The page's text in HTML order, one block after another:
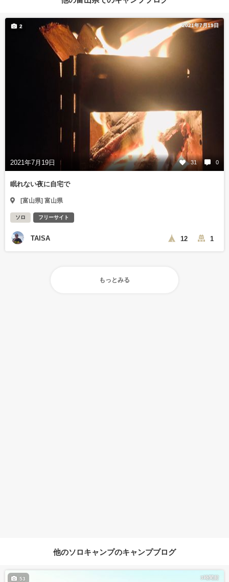
2021年7月19日
2021年7月19日 31 0
2
眠れない夜に自宅で
[富山県] 富山県
ソロ フリーサイト
TAISA 12 1
もっとみる
他のソロキャンプのキャンプブログ
3時間前
53